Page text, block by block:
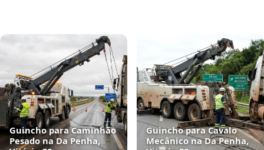
Guincho para Caminhão
Pesado na Da Penha,
Guincho para Cavalo
Mecânico na Da Penha,